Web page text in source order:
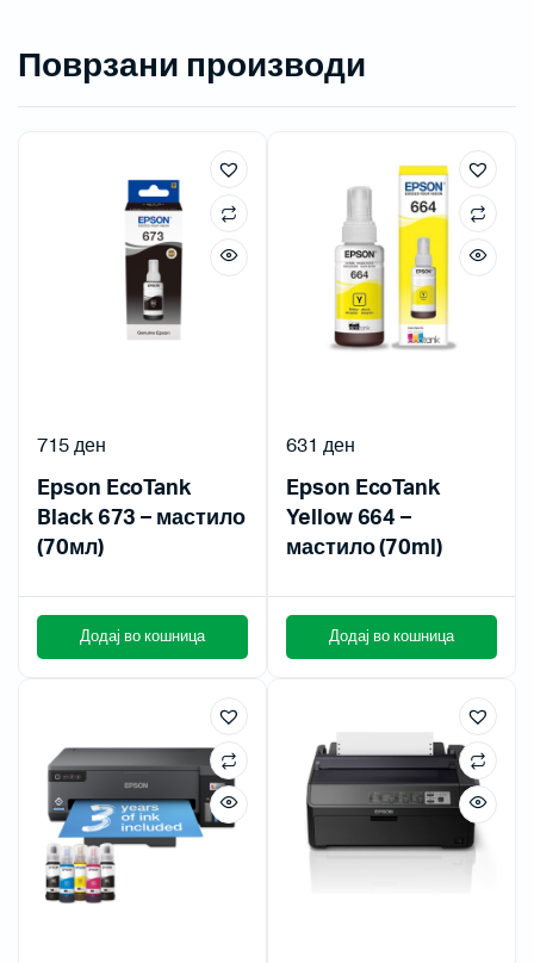
Поврзани производи
Epson EcoTank
Black 673 – мастило
(70мл)
715ден
Додај во кошница
Epson EcoTank
Yellow 664 –
мастило (70ml)
631 ден
Додај во кошница